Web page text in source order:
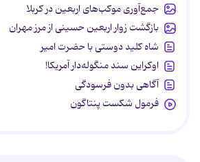
جمع‌آوری موکب‌های اربعین در کربلا
بازگشت زوار اربعین حسینی از مرز مهران
شاه کلید دوستی با حضرت امیر
اوکراین سند منگوله‌دار آمریکا!
آگاهی بدون فرسودگی
فرمول شکست پنتاگون